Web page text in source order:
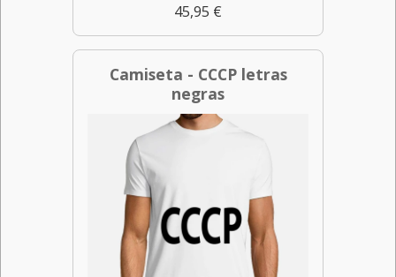
45,95 €
Camiseta - CCCP letras
negras